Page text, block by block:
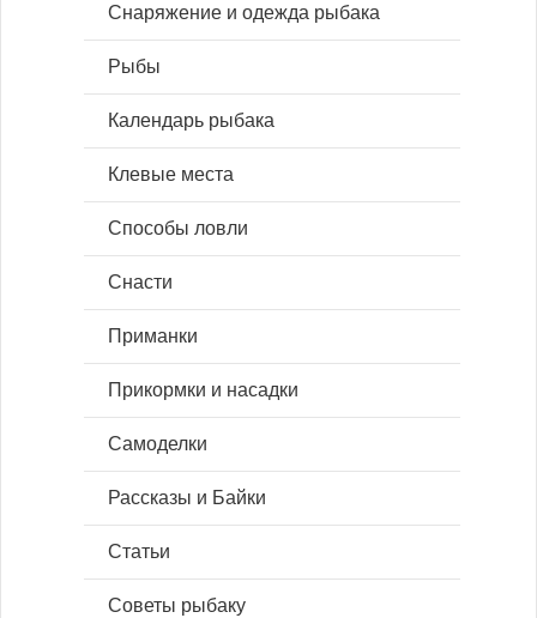
Снаряжение и одежда рыбака
Рыбы
Календарь рыбака
Клевые места
Способы ловли
Снасти
Приманки
Прикормки и насадки
Самоделки
Рассказы и Байки
Статьи
Советы рыбаку